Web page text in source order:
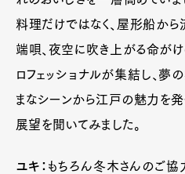
料理だけではなく、屋形船か
端唄、夜空に吹き上がる命が
ロフェッショナルが集結し、夢
まなシーンから江戸の魅力を
展望を聞いてみました。
ユキ： もちろん冬木さんのご協